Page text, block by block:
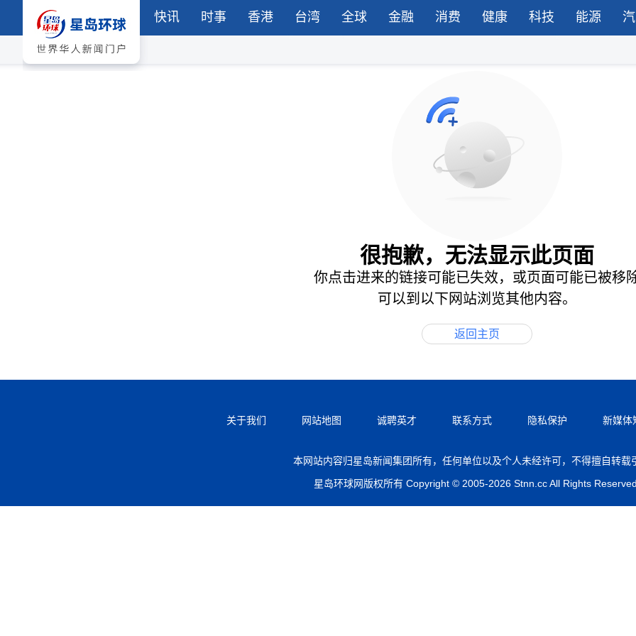
快讯 时事 香港 台湾 全球 金融 消费 健康 科技 能源
很抱歉，无法显示此页面
你点击进来的链接可能已失效，或页面可能已被移
可以到以下网站浏览其他内容。
返回主页
关于我们 网站地图 诚聘英才 联系方式 隐私保护 新媒体
本网站内容归星岛新闻集团所有，任何单位以及个人未经许可，不得擅自转载
星岛环球网版权所有 Copyright © 2005-2026 Stnn.cc All Rights Reserved.